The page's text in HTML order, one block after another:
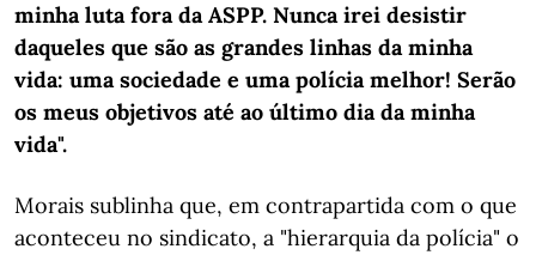
minha luta fora da ASPP. Nunca irei desistir
daqueles que são as grandes linhas da minha
vida: uma sociedade e uma polícia melhor! Serão
os meus objetivos até ao último dia da minha
vida".
Morais sublinha que, em contrapartida com o que
aconteceu no sindicato, a "hierarquia da polícia" o